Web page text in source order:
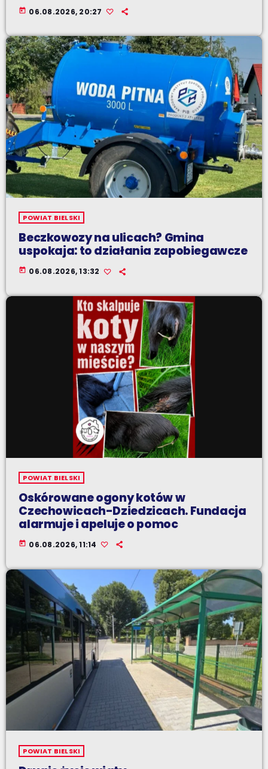
today 06.08.2026, 20:27
POWIAT BIELSKI
Beczkowozy na ulicach? Gmina
uspokaja: to działania zapobiegawcze
today 06.08.2026, 13:32
POWIAT BIELSKI
Oskórowane ogony kotów w
Czechowicach-Dziedzicach. Fundacja
alarmuje i apeluje o pomoc
today 06.08.2026, 11:14
POWIAT BIELSKI